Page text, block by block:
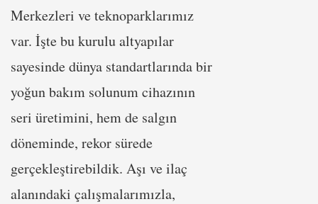
Merkezleri ve teknoparklarımız
var. İşte bu kurulu altyapılar
sayesinde dünya standartlarında bir
yoğun bakım solunum cihazının
seri üretimini, hem de salgın
döneminde, rekor sürede
gerçekleştirebildik. Aşı ve ilaç
alanındaki çalışmalarımızla,